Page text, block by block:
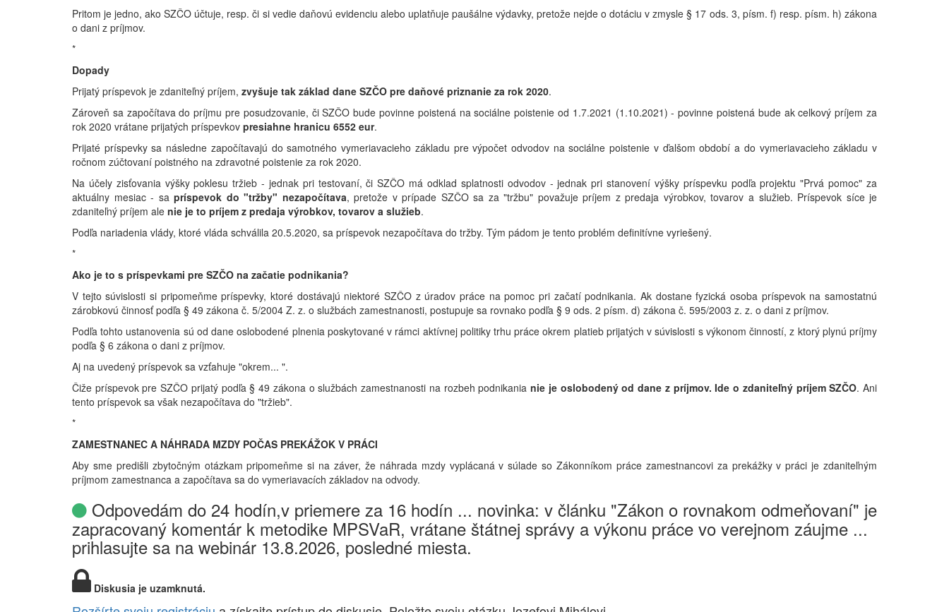
Pritom je jedno, ako SZČO účtuje, resp. či si vedie daňovú evidenciu alebo uplatňuje paušálne výdavky, pretože nejde o dotáciu v zmysle § 17 ods. 3, písm. f) resp. písm. h) zákona
o dani z príjmov.
*
Dopady
Prijatý príspevok je zdaniteľný príjem, zvyšuje tak základ dane SZČO pre daňové priznanie za rok 2020.
Zároveň sa započítava do príjmu pre posudzovanie, či SZČO bude povinne poistená na sociálne poistenie od 1.7.2021 (1.10.2021) - povinne poistená bude ak celkový príjem za
rok 2020 vrátane prijatých príspevkov presiahne hranicu 6552 eur.
Prijaté príspevky sa následne započítavajú do samotného vymeriavacieho základu pre výpočet odvodov na sociálne poistenie v ďalšom období a do vymeriavacieho základu v
ročnom zúčtovaní poistného na zdravotné poistenie za rok 2020.
Na účely zisťovania výšky poklesu tržieb - jednak pri testovaní, či SZČO má odklad splatnosti odvodov - jednak pri stanovení výšky príspevku podľa projektu "Prvá pomoc" za
aktuálny mesiac - sapríspevok do "tržby" nezapočítava, pretože v prípade SZČO sa za "tržbu" považuje príjem z predaja výrobkov, tovarov a služieb. Príspevok síce je
zdaniteľný príjem ale nie je to príjem z predaja výrobkov, tovarov a služieb.
Podľa nariadenia vlády, ktoré vláda schválila 20.5.2020, sa príspevok nezapočítava do tržby. Tým pádom je tento problém definitívne vyriešený.
*
Ako je to s príspevkami pre SZČO na začatie podnikania?
V tejto súvislosti si pripomeňme príspevky, ktoré dostávajú niektoré SZČO z úradov práce na pomoc pri začatí podnikania. Ak dostane fyzická osoba príspevok na samostatnú
zárobkovú činnosť podľa § 49 zákona č. 5/2004 Z. z. o službách zamestnanosti, postupuje sa rovnako podľa § 9 ods. 2 písm. d) zákona č. 595/2003 z. z. o dani z príjmov.
Podľa tohto ustanovenia sú od dane oslobodené plnenia poskytované v rámci aktívnej politiky trhu práce okrem platieb prijatých v súvislosti s výkonom činností, z ktorý plynú príjmy
podľa § 6 zákona o dani z príjmov.
Aj na uvedený príspevok sa vzťahuje "okrem... ".
Čiže príspevok pre SZČO prijatý podľa § 49 zákona o službách zamestnanosti na rozbeh podnikanianie je oslobodený od dane z príjmov. Ide o zdaniteľný príjem SZČO. Ani
tento príspevok sa však nezapočítava do "tržieb".
*
ZAMESTNANEC A NÁHRADA MZDY POČAS PREKÁŽOK V PRÁCI
Aby sme predišli zbytočným otázkam pripomeňme si na záver, že náhrada mzdy vyplácaná v súlade so Zákonníkom práce zamestnancovi za prekážky v práci je zdaniteľným
príjmom zamestnanca a započítava sa do vymeriavacích základov na odvody.
Odpovedám do 24 hodín,v priemere za 16 hodín ... novinka: v článku "Zákon o rovnakom odmeňovaní" je
zapracovaný komentár k metodike MPSVaR, vrátane štátnej správy a výkonu práce vo verejnom záujme ...
prihlasujte sa na webinár 13.8.2026, posledné miesta.
Diskusia je uzamknutá.